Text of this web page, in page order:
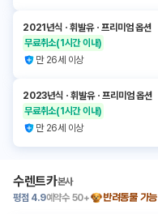
2021년식 ㆍ휘발유ㆍ프리미엄 옵션
무료취소(1시간 이내)
만 26세 이상
2023년식 ㆍ휘발유ㆍ프리미엄 옵션
무료취소(1시간 이내)
만 26세 이상
수렌트카본사
평점 4.9예약수 50+ 반려동물 가능